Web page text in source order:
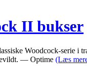
II bukser
Woodcock-serie
— Optime (Læs